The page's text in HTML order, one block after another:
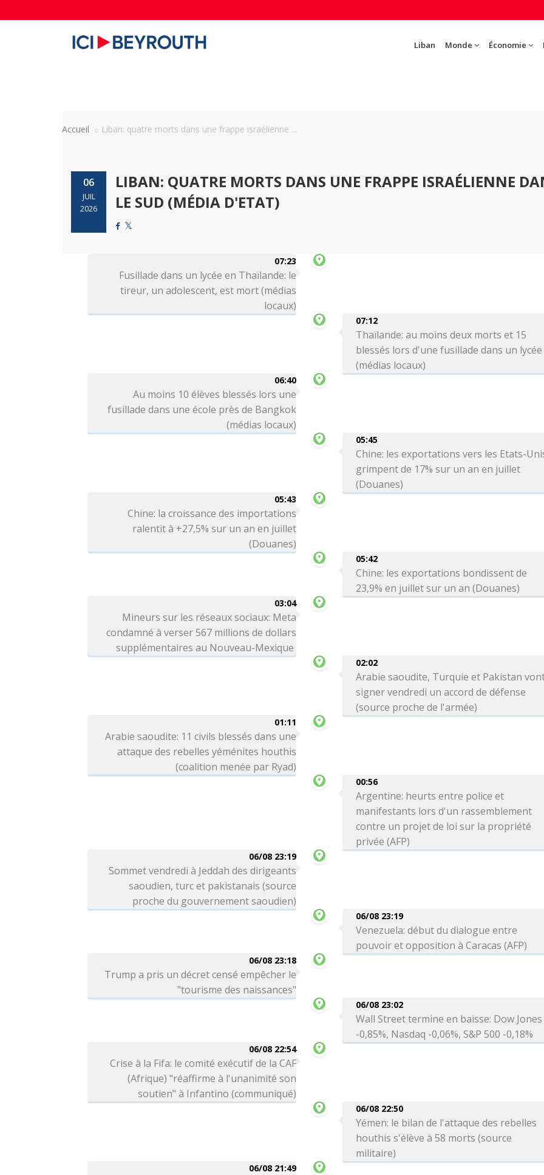
Liban Monde Économie
Accueil Liban: quatre morts dans une frappe israélienne ...
06
JUIL
2026
LIBAN: QUATRE MORTS DANS UNE FRAPPE ISRAÉLIENNE
LE SUD (MÉDIA D'ETAT)
07:23
Fusillade dans un lycée en Thaïlande: le
tireur, un adolescent, est mort (médias
locaux)
07:12
Thaïlande: au moins deux morts et 15
blessés lors d'une fusillade dans un lycée
(médias locaux)
06:40
Au moins 10 élèves blessés lors une
fusillade dans une école près de Bangkok
(médias locaux)
05:45
Chine: les exportations vers les Etats-
grimpent de 17% sur un an en juillet
(Douanes)
05:43
Chine: la croissance des importations
ralentit à +27,5% sur un an en juillet
(Douanes)
05:42
Chine: les exportations bondissent de
23,9% en juillet sur un an (Douanes)
03:04
Mineurs sur les réseaux sociaux: Meta
condamné à verser 567 millions de dollars
supplémentaires au Nouveau-Mexique
02:02
Arabie saoudite, Turquie et Pakistan
signer vendredi un accord de défense
(source proche de l'armée)
01:11
Arabie saoudite: 11 civils blessés dans une
attaque des rebelles yéménites houthis
(coalition menée par Ryad)
00:56
Argentine: heurts entre police et
manifestants lors d'un rassemblement
contre un projet de loi sur la propriété
privée (AFP)
06/08 23:19
Sommet vendredi à Jeddah des dirigeants
saoudien, turc et pakistanais (source
proche du gouvernement saoudien)
06/08 23:19
Venezuela: début du dialogue entre
pouvoir et opposition à Caracas (AFP)
06/08 23:18
Trump a pris un décret censé empêcher le
"tourisme des naissances"
06/08 23:02
Wall Street termine en baisse: Dow Jones
-0,85%, Nasdaq -0,06%, S&P 500 -0,18%
06/08 22:54
Crise à la Fifa: le comité exécutif de la CAF
(Afrique) "réaffirme à l'unanimité son
soutien" à Infantino (communiqué)
06/08 22:50
Yémen: le bilan de l'attaque des rebelles
houthis s'élève à 58 morts (source
militaire)
06/08 21:49